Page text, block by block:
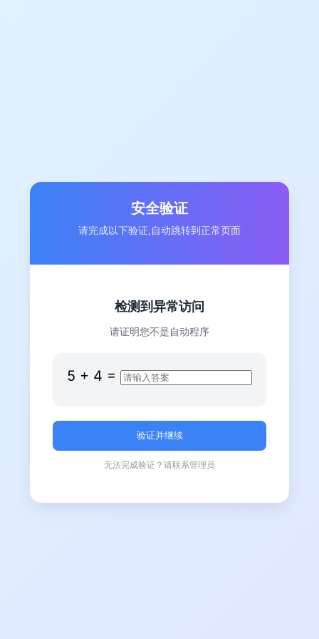
安全验证
请完成以下验证,自动跳转到正常页面
检测到异常访问
请证明您不是自动程序
5 + 4 =
无法完成验证？请联系管理员